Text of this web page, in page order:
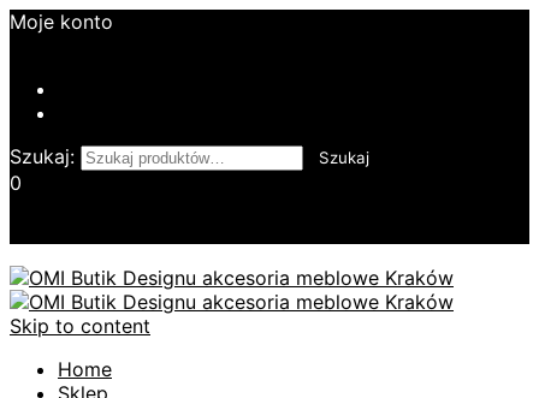
Moje konto
Szukaj:
Szukaj
0
Skip to content
Home